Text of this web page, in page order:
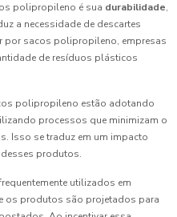
polipropileno é sua durabilidade,
a necessidade de descartes
por sacos polipropileno, empresas
de resíduos plásticos
polipropileno estão adotando
processos que minimizam o
Isso se traduz em um impacto
produtos.
utilizados em
os produtos são projetados para